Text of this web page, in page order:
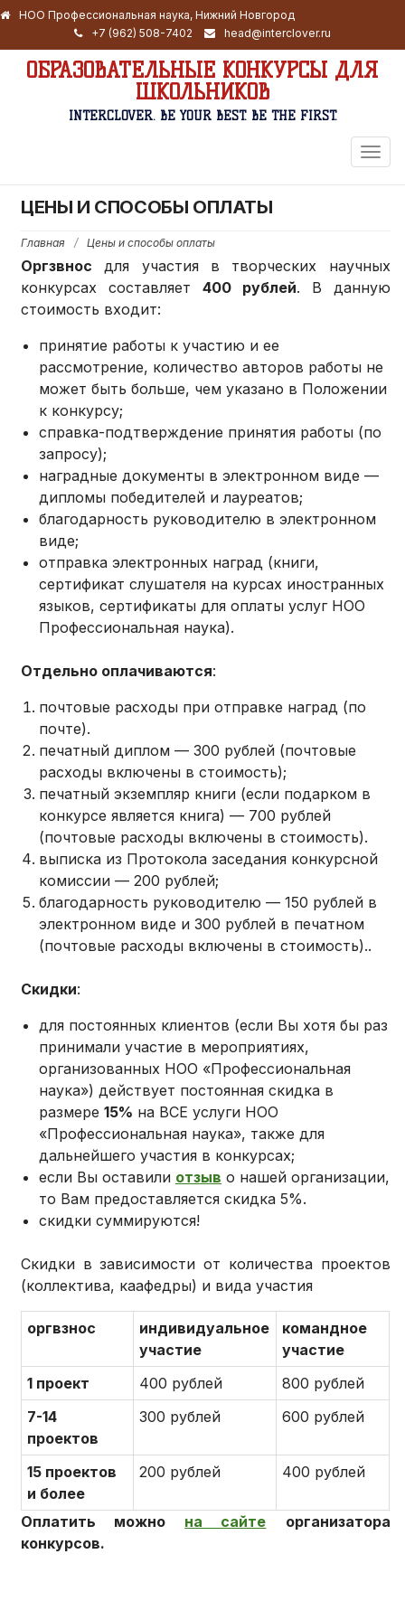
НОО Профессиональная наука, Нижний Новгород
+7 (962) 508-7402
head@interclover.ru
ОБРАЗОВАТЕЛЬНЫЕ КОНКУРСЫ ДЛЯ
ШКОЛЬНИКОВ
INTERCLOVER. BE YOUR BEST. BE THE FIRST.
ЦЕНЫ И СПОСОБЫ ОПЛАТЫ
Главная / Цены и способы оплаты
Оргзвнос для участия в творческих научных
конкурсах составляет 400 рублей. В данную
стоимость входит:
принятие работы к участию и ее
рассмотрение, количество авторов работы не
может быть больше, чем указано в Положении
к конкурсу;
справка-подтверждение принятия работы (по
запросу);
наградные документы в электронном виде —
дипломы победителей и лауреатов;
благодарность руководителю в электронном
виде;
отправка электронных наград (книги,
сертификат слушателя на курсах иностранных
языков, сертификаты для оплаты услуг НОО
Профессиональная наука).
Отдельно оплачиваются:
почтовые расходы при отправке наград (по
почте).
печатный диплом — 300 рублей (почтовые
расходы включены в стоимость);
печатный экземпляр книги (если подарком в
конкурсе является книга) — 700 рублей
(почтовые расходы включены в стоимость).
выписка из Протокола заседания конкурсной
комиссии — 200 рублей;
благодарность руководителю — 150 рублей в
электронном виде и 300 рублей в печатном
(почтовые расходы включены в стоимость)..
Скидки:
для постоянных клиентов (если Вы хотя бы раз
принимали участие в мероприятиях,
организованных НОО «Профессиональная
наука») действует постоянная скидка в
размере15% на ВСЕ услуги НОО
«Профессиональная наука», также для
дальнейшего участия в конкурсах;
если Вы оставили отзыв о нашей организации,
то Вам предоставляется скидка 5%.
скидки суммируются!
Скидки в зависимости от количества проектов
(коллектива, каафедры) и вида участия
оргвзнос
индивидуальное
участие
командное
участие
1 проект
400 рублей
800 рублей
7-14
проектов
300 рублей 600 рублей
15 проектов
и более
200 рублей 400 рублей
Оплатить можно на сайте
организатора
конкурсов.